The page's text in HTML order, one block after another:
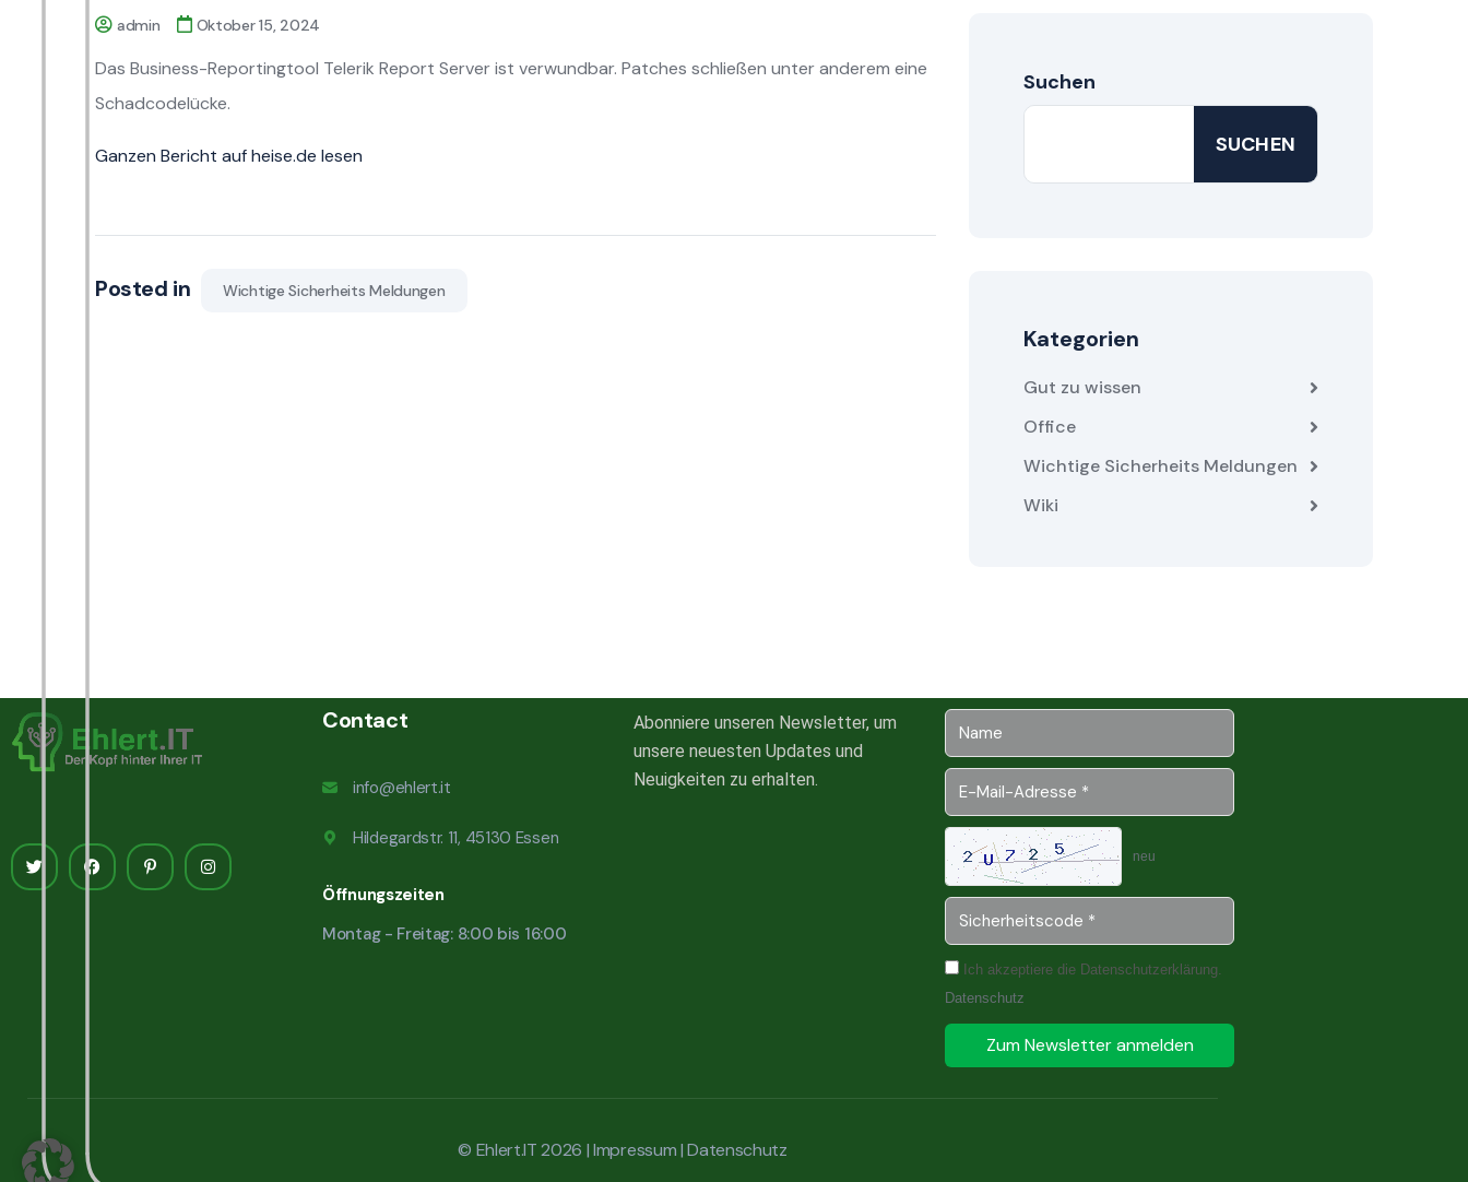
admin Oktober 15, 2024
Das Business-Reportingtool Telerik Report Server ist verwundbar. Patches schließen unter anderem eine
Schadcodelücke.
Ganzen Bericht auf heise.de lesen
Posted in Wichtige Sicherheits Meldungen
Suchen
SUCHEN
Kategorien
Gut zu wissen
Office
Wichtige Sicherheits Meldungen
Wiki
Contact
info@ehlert.it
Hildegardstr. 11, 45130 Essen
Öffnungszeiten
Montag - Freitag: 8:00 bis 16:00
Abonniere unseren Newsletter, um
unsere neuesten Updates und
Neuigkeiten zu erhalten.
neu
Ich akzeptiere die Datenschutzerklärung.
Datenschutz
Zum Newsletter anmelden
© Ehlert.IT 2026 |Impressum|Datenschutz